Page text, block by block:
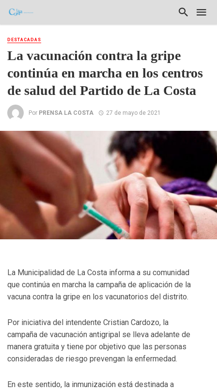
DESTACADAS
La vacunación contra la gripe
continúa en marcha en los centros
de salud del Partido de La Costa
Por PRENSA LA COSTA 27 de mayo de 2021
La Municipalidad de La Costa informa a su comunidad
que continúa en marcha la campaña de aplicación de la
vacuna contra la gripe en los vacunatorios del distrito.
Por iniciativa del intendente Cristian Cardozo, la
campaña de vacunación antigripal se lleva adelante de
manera gratuita y tiene por objetivo que las personas
consideradas de riesgo prevengan la enfermedad.
En este sentido, la inmunización está destinada a